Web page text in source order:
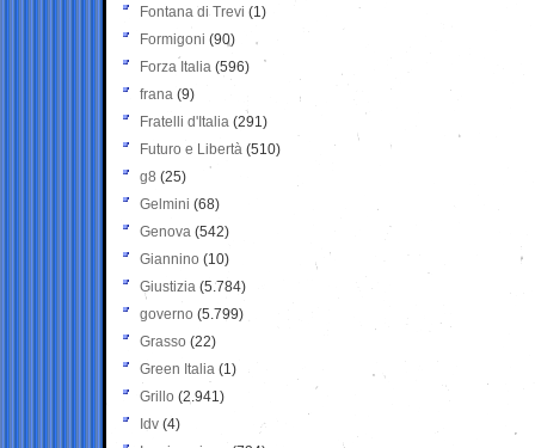
Fontana di Trevi (1)
Formigoni (90)
Forza Italia (596)
frana (9)
Fratelli d'Italia (291)
Futuro e Libertà (510)
g8 (25)
Gelmini (68)
Genova (542)
Giannino (10)
Giustizia (5.784)
governo (5.799)
Grasso (22)
Green Italia (1)
Grillo (2.941)
Idv (4)